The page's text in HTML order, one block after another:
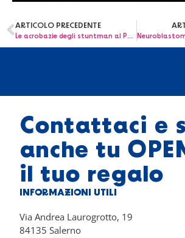
ARTICOLO PRECEDENTE
Le acrobazie degli stuntman al Pausilipon: uno spettacolo a misura di bimbo grazie ai piloti del Vesuvio Motor Show
Contattaci e
anche tu
il tuo regalo
INFORMAZIONI UTILI
Via Andrea Laurogrotto, 19
84135 Salerno